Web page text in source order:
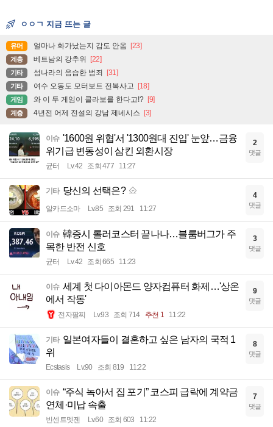
ㅇㅇㄱ 지금 뜨는 글
유머 얼마나 화가났는지 감도 안옴 [23]
계층 베트남의 강추위 [22]
기타 섬나라의 음습한 범죄 [31]
기타 여수 오동도 모터보트 전복사고 [18]
게임 와 이 두 게임이 콜라보를 한다고!? [9]
계층 4년전 어제 전설의 강남 제네시스 [3]
이슈 '1600원 위협'서 '1300원대 진입' 눈앞…금융
위기급 변동성이 삼킨 외환시장
균터 Lv.42 조회 477 11:27
2
댓글
기타 당신의 선택은?
알카드소마 Lv.85 조회 291 11:27
4
댓글
이슈 韓증시 롤러코스터 끝나나…블룸버그가 주
목한 반전 신호
균터 Lv.42 조회 665 11:23
3
댓글
이슈 세계 첫 다이아몬드 양자컴퓨터 화제…'상온
에서 작동'
전자팔찌 Lv.93 조회 714 추천 1 11:22
9
댓글
기타 일본여자들이 결혼하고 싶은 남자의 국적 1
위
Ecstasis Lv.90 조회 819 11:22
8
댓글
이슈 “주식 녹아서 집 포기” 코스피 급락에 계약금
연체·미납 속출
빈센트멧젠 Lv.60 조회 603 11:22
7
댓글